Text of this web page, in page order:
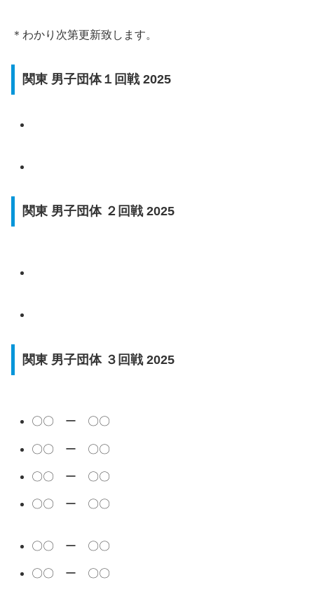
＊わかり次第更新致します。
関東 男子団体１回戦 2025
関東 男子団体 ２回戦 2025
関東 男子団体 ３回戦 2025
〇〇 ー 〇〇
〇〇 ー 〇〇
〇〇 ー 〇〇
〇〇 ー 〇〇
〇〇 ー 〇〇
〇〇 ー 〇〇